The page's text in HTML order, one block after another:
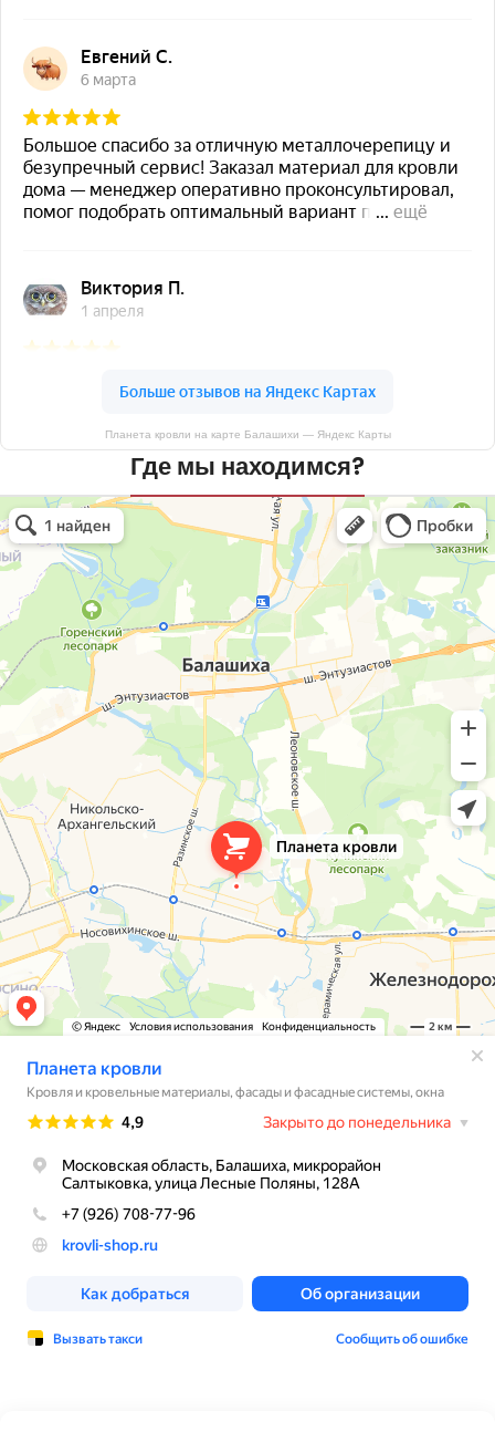
Планета кровли на карте Балашихи — Яндекс Карты
Где мы находимся?
Планета кровли
Кровля и кровельные материалы в Балашихе
Окна в Балашихе